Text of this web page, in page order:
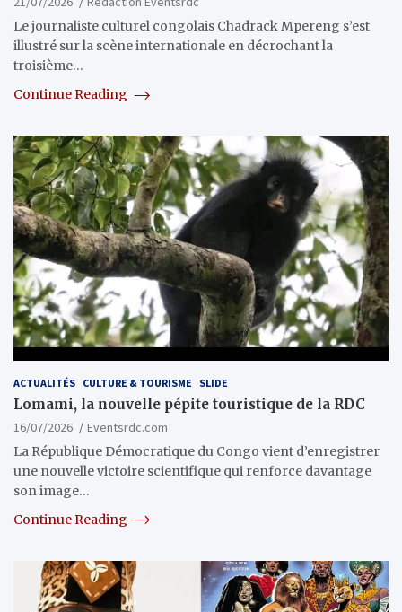
Le journaliste culturel congolais Chadrack Mpereng s’est
illustré sur la scène internationale en décrochant la
troisième…
Continue Reading
ACTUALITÉS CULTURE & TOURISME SLIDE
Lomami, la nouvelle pépite touristique de la RDC
16/07/2026
Eventsrdc.com
La République Démocratique du Congo vient d’enregistrer
une nouvelle victoire scientifique qui renforce davantage
son image…
Continue Reading